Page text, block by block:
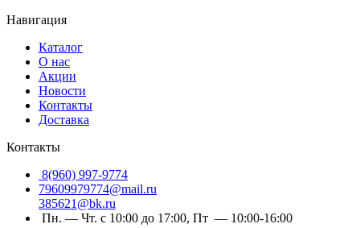
Навигация
Каталог
О нас
Акции
Новости
Контакты
Доставка
Контакты
8(960) 997-9774
79609979774@mail.ru
385621@bk.ru
Пн. — Чт. с 10:00 до 17:00, Пт — 10:00-16:00